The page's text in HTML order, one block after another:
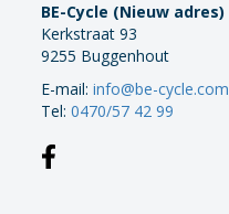
BE-Cycle (Nieuw adres)
Kerkstraat 93
9255 Buggenhout
E-mail:info@be-cycle.com
Tel:0470/57 42 99